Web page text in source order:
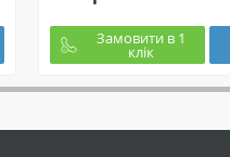
Замовити в 1
клік